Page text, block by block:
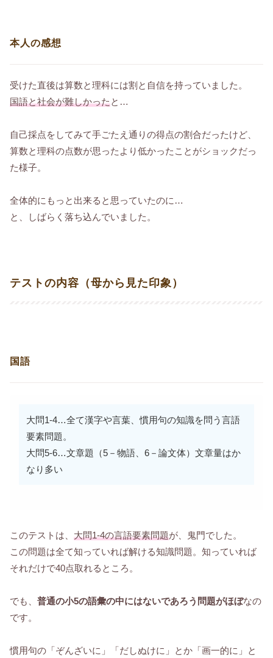
本人の感想
受けた直後は算数と理科には割と自信を持っていました。
国語と社会が難しかったと…
自己採点をしてみて手ごたえ通りの得点の割合だったけど、
算数と理科の点数が思ったより低かったことがショックだっ
た様子。
全体的にもっと出来ると思っていたのに…
と、しばらく落ち込んでいました。
テストの内容（母から見た印象）
国語
大問1-4…全て漢字や言葉、慣用句の知識を問う言語
要素問題。
大問5-6…文章題（5－物語、6－論文体）文章量はか
なり多い
このテストは、 大問1-4の言語要素問題が、鬼門でした。
この問題は全て知っていれば解ける知識問題。知っていれば
それだけで40点取れるところ。
でも、 普通の小5の語彙の中にはないであろう問題がほぼなの
です。
慣用句の「ぞんざいに」「だしぬけに」とか「画一的に」と